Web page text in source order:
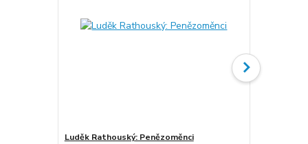
Luděk Rathouský: Penězoměnci